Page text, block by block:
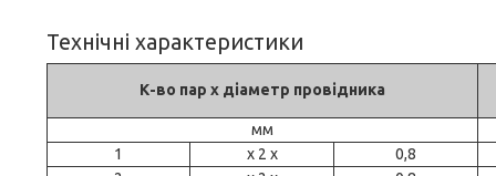
Технічні характеристики
К-во пар х діаметр провідника
мм
1
x 2 x
0,8